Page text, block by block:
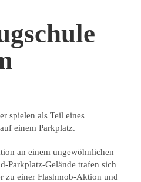
spielen als Teil eines
einem Parkplatz.
an einem ungewöhnlichen
Parkplatz-Gelände trafen sich
zu einer Flashmob-Aktion und